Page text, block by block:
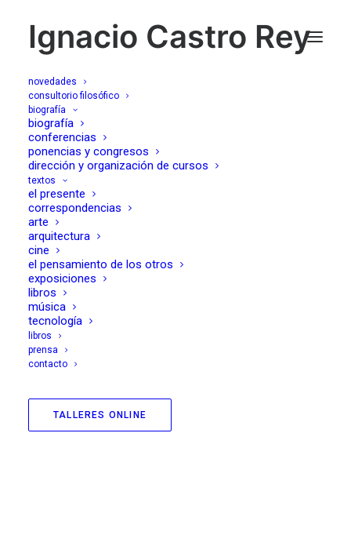
Ignacio Castro Rey
novedades
consultorio filosófico
biografía
biografía
conferencias
ponencias y congresos
dirección y organización de cursos
textos
el presente
correspondencias
arte
arquitectura
cine
el pensamiento de los otros
exposiciones
libros
música
tecnología
libros
prensa
contacto
TALLERES ONLINE
Enseñar lo inverosímil.
Taller de cine y
filosofía online
23/03/2026